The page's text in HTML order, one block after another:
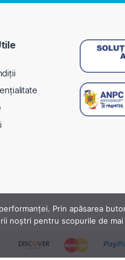
Prin apăsarea
noștri pentru scopurile de mai